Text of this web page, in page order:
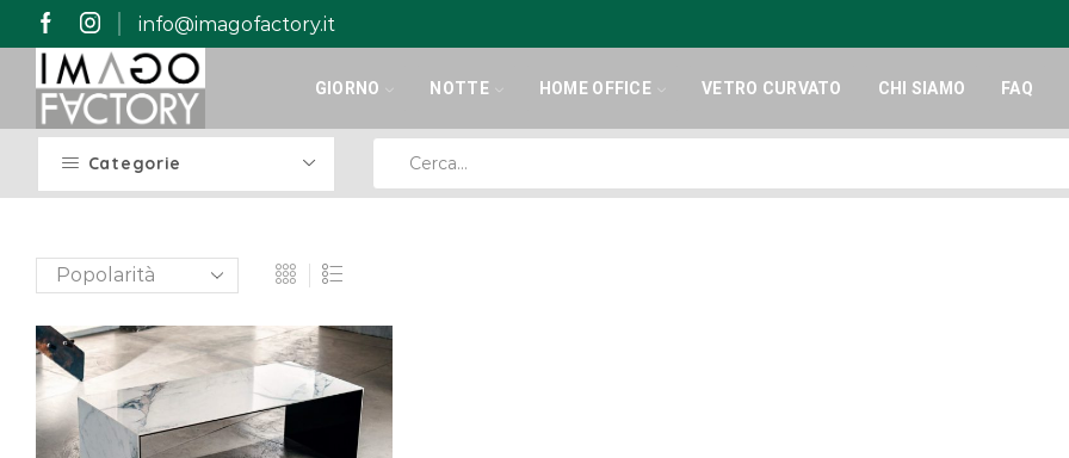
info@imagofactory.it
GIORNO NOTTE HOME OFFICE VETRO CURVATO CHI SIAMO FAQ
Categorie
input